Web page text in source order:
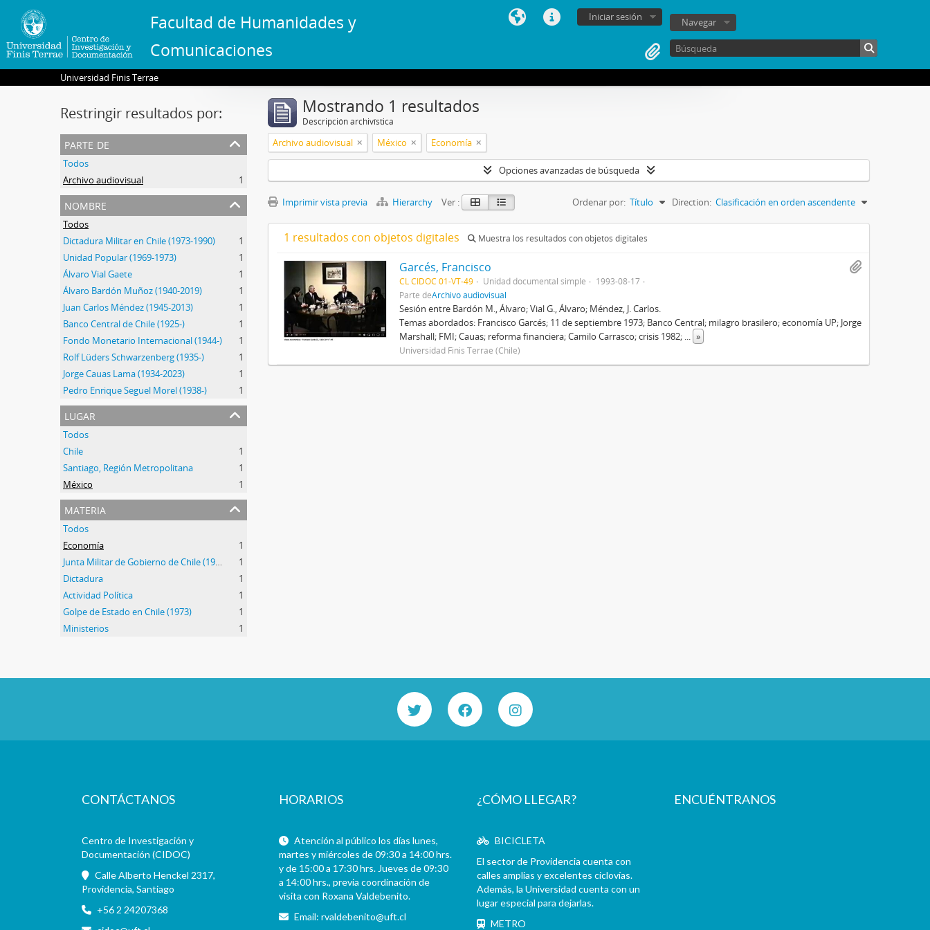
Facultad de Humanidades y
Comunicaciones
Iniciar sesión Navegar
Universidad Finis Terrae
Restringir resultados por:
parte de
Todos
Archivo audiovisual
1
nombre
Todos
Dictadura Militar en Chile (1973-1990)
1
Unidad Popular (1969-1973)
1
Álvaro Vial Gaete
1
Álvaro Bardón Muñoz (1940-2019)
1
Juan Carlos Méndez (1945-2013)
1
Banco Central de Chile (1925-)
1
Fondo Monetario Internacional (1944-)
1
Rolf Lüders Schwarzenberg (1935-)
1
Jorge Cauas Lama (1934-2023)
1
Pedro Enrique Seguel Morel (1938-)
1
lugar
Todos
Chile
1
Santiago, Región Metropolitana
1
México
1
materia
Todos
Economía
1
Junta Militar de Gobierno de Chile (1973-1990)
1
Dictadura
1
Actividad Política
1
Golpe de Estado en Chile (1973)
1
Ministerios
1
Mostrando 1 resultados
Descripción archivística
Archivo audiovisual México Economía
Opciones avanzadas de búsqueda
Imprimir vista previa Hierarchy Ver : Ordenar por: Título Direction: Clasificación en orden ascendente
1 resultados con objetos digitales Muestra los resultados con objetos digitales
Garcés, Francisco
CL CIDOC 01-VT-49 Unidad documental simple
1993-08-17
Parte deArchivo audiovisual
Sesión entre Bardón M., Álvaro; Vial G., Álvaro; Méndez, J. Carlos.
Temas abordados: Francisco Garcés; 11 de septiembre 1973; Banco Central; milagro brasilero; economía UP; Jorge
Marshall; FMI; Cauas; reforma financiera; Camilo Carrasco; crisis 1982; ... »
Universidad Finis Terrae (Chile)
CONTÁCTANOS
Centro de Investigación y
Documentación (CIDOC)
Calle Alberto Henckel 2317,
Providencia, Santiago
+56 2 24207368
HORARIOS
Atención al público los días lunes,
martes y miércoles de 09:30 a 14:00 hrs.
y de 15:00 a 17:30 hrs. Jueves de 09:30
a 14:00 hrs., previa coordinación de
visita con Roxana Valdebenito.
Email:rvaldebenito@uft.cl
¿CÓMO LLEGAR?
BICICLETA
El sector de Providencia cuenta con
calles amplias y excelentes ciclovías.
Además, la Universidad cuenta con un
lugar especial para dejarlas.
METRO
ENCUÉNTRANOS